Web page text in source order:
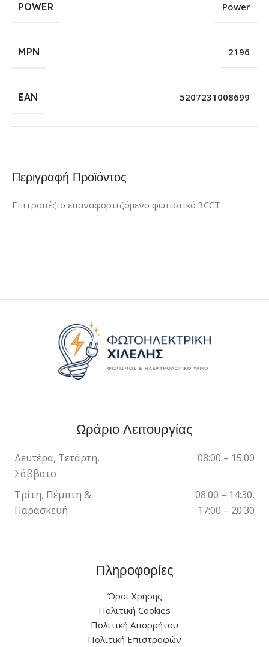
Περιγραφή Προϊόντος
Επιτραπέζιο επαναφορτιζόμενο φωτιστικό 3CCT
POWER Power
MPN 2196
EAN 5207231008699
Ωράριο Λειτουργίας
Δευτέρα, Τετάρτη,
Σάββατο
08:00 – 15:00
Τρίτη, Πέμπτη &
Παρασκευή
08:00 – 14:30,
17:00 – 20:30
Πληροφορίες
Όροι Χρήσης
Πολιτική Cookies
Πολιτική Απορρήτου
Πολιτική Επιστροφών